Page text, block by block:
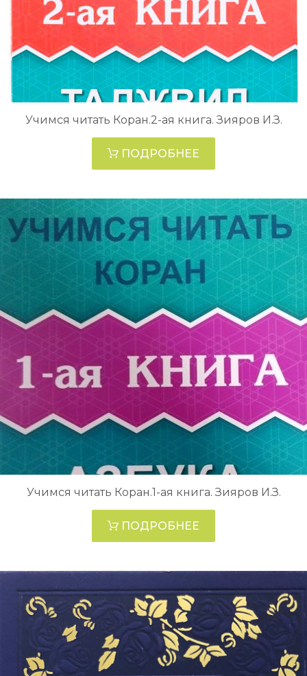
Учимся читать Коран.2-ая книга. Зияров И.З.
ПОДРОБНЕЕ
Учимся читать Коран.1-ая книга. Зияров И.З.
ПОДРОБНЕЕ